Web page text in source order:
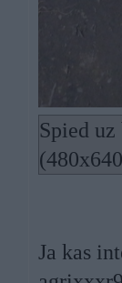
Spied
Ja kas